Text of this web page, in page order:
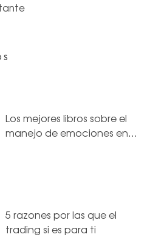
Los mejores libros sobre el
manejo de emociones en…
5 razones por las que el
trading si es para ti